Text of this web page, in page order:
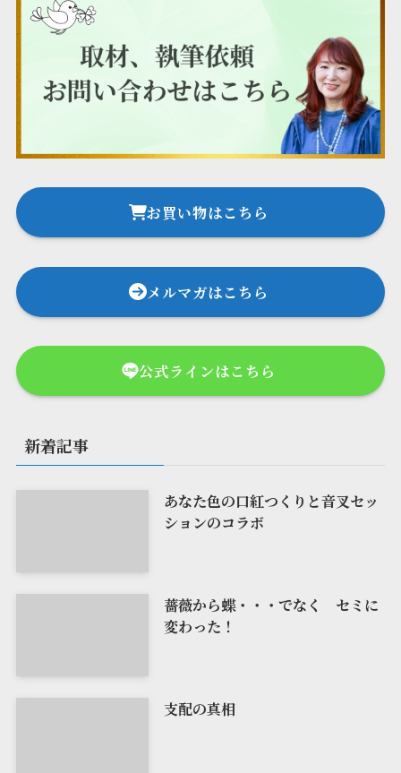
お買い物はこちら
メルマガはこちら
公式ラインはこちら
新着記事
あなた色の口紅つくりと音叉セッ
ションのコラボ
薔薇から蝶・・・でなく セミに
変わった！
支配の真相